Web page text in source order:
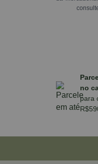
no
para